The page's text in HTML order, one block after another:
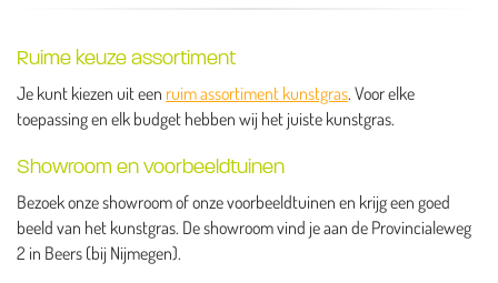
Ruime keuze assortiment
Je kunt kiezen uit een ruim assortiment kunstgras. Voor elke
toepassing en elk budget hebben wij het juiste kunstgras.
Showroom en voorbeeldtuinen
Bezoek onze showroom of onze voorbeeldtuinen en krijg een goed
beeld van het kunstgras. De showroom vind je aan de Provincialeweg
2 in Beers (bij Nijmegen).